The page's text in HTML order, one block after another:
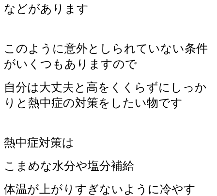
などがあります
このように意外としられていない条件
がいくつもありますので
自分は大丈夫と高をくくらずにしっか
りと熱中症の対策をしたい物です
熱中症対策は
こまめな水分や塩分補給
体温が上がりすぎないように冷やす